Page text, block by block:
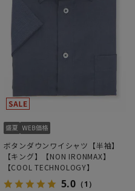
ボタンダウンワイシャツ【半袖】
【キング】【NON IRONMAX】
【COOL TECHNOLOGY】
5.0 （1）